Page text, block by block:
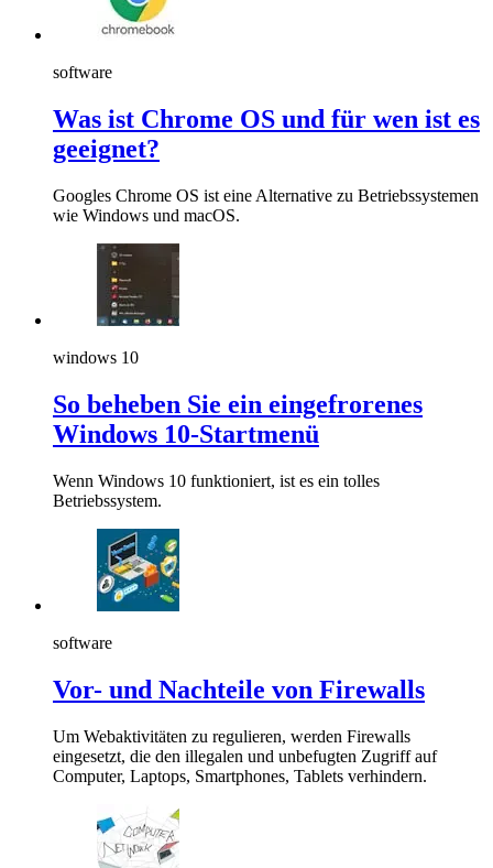
software
Was ist Chrome OS und für wen ist es
geeignet?
Googles Chrome OS ist eine Alternative zu Betriebssystemen
wie Windows und macOS.
windows 10
So beheben Sie ein eingefrorenes
Windows 10-Startmenü
Wenn Windows 10 funktioniert, ist es ein tolles
Betriebssystem.
software
Vor- und Nachteile von Firewalls
Um Webaktivitäten zu regulieren, werden Firewalls
eingesetzt, die den illegalen und unbefugten Zugriff auf
Computer, Laptops, Smartphones, Tablets verhindern.